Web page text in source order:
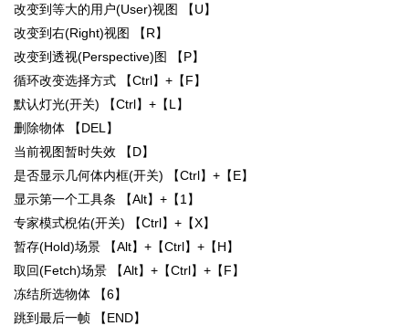
改变到等大的用户(User)视图 【U】
改变到右(Right)视图 【R】
改变到透视(Perspective)图 【P】
循环改变选择方式 【Ctrl】+【F】
默认灯光(开关) 【Ctrl】+【L】
删除物体 【DEL】
当前视图暂时失效 【D】
是否显示几何体内框(开关) 【Ctrl】+【E】
显示第一个工具条 【Alt】+【1】
专家模式棿佑(开关) 【Ctrl】+【X】
暂存(Hold)场景 【Alt】+【Ctrl】+【H】
取回(Fetch)场景 【Alt】+【Ctrl】+【F】
冻结所选物体 【6】
跳到最后一帧 【END】